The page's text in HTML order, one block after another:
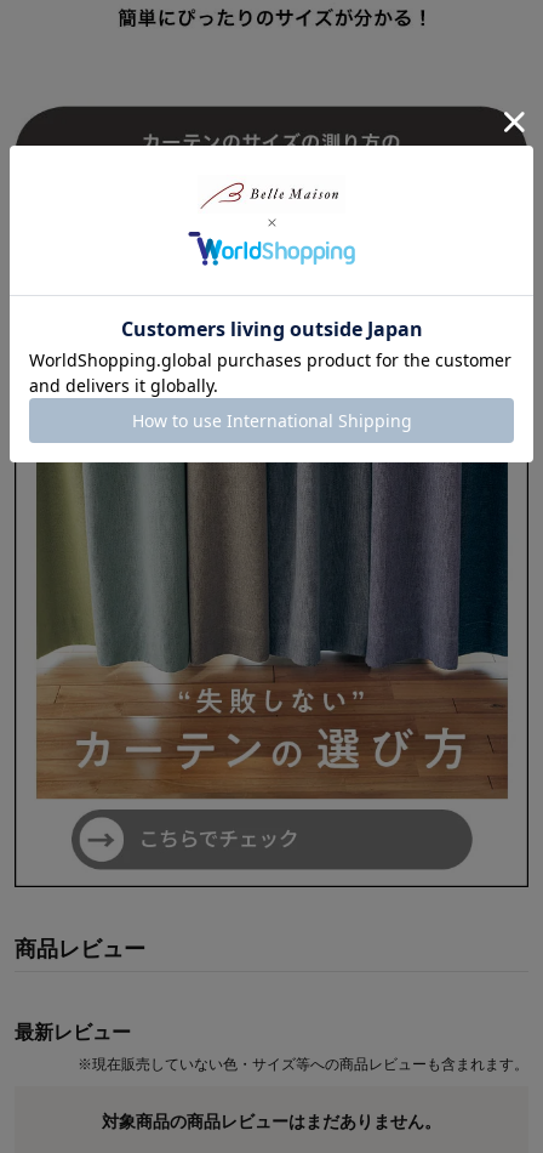
商品レビュー
最新レビュー
※現在販売していない色・サイズ等への商品レビューも含まれます。
対象商品の商品レビューはまだありません。